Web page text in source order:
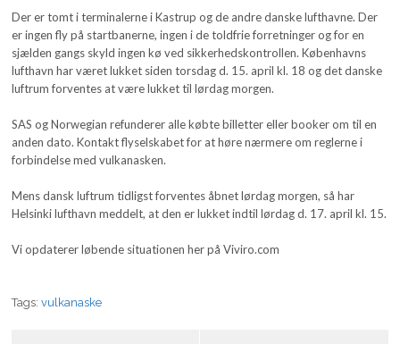
Der er tomt i terminalerne i Kastrup og de andre danske lufthavne. Der
er ingen fly på startbanerne, ingen i de toldfrie forretninger og for en
sjælden gangs skyld ingen kø ved sikkerhedskontrollen. Københavns
lufthavn har været lukket siden torsdag d. 15. april kl. 18 og det danske
luftrum forventes at være lukket til lørdag morgen.
SAS og Norwegian refunderer alle købte billetter eller booker om til en
anden dato. Kontakt flyselskabet for at høre nærmere om reglerne i
forbindelse med vulkanasken.
Mens dansk luftrum tidligst forventes åbnet lørdag morgen, så har
Helsinki lufthavn meddelt, at den er lukket indtil lørdag d. 17. april kl. 15.
Vi opdaterer løbende situationen her på Viviro.com
Tags:vulkanaske